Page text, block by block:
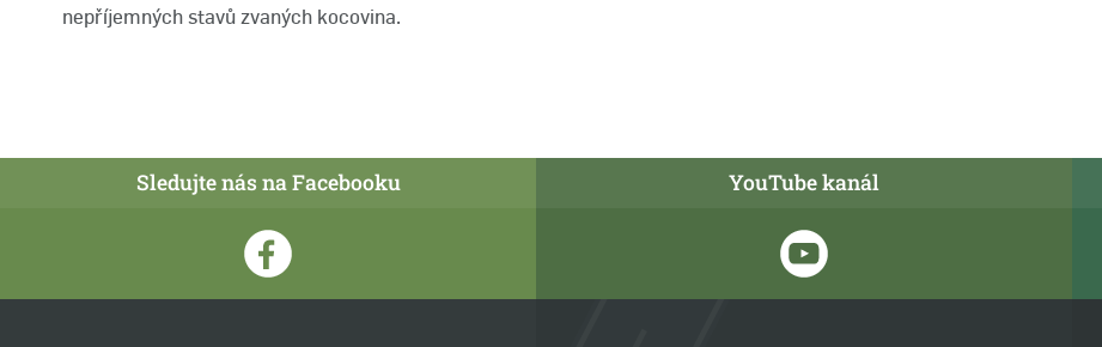
nepříjemných stavů zvaných kocovina.
Sledujte nás na Facebooku YouTube kanál